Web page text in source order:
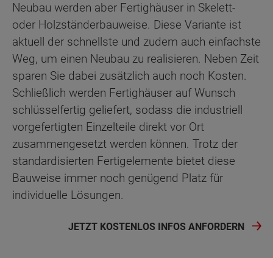
Neubau werden aber Fertighäuser in Skelett-
oder Holzständerbauweise. Diese Variante ist
aktuell der schnellste und zudem auch einfachste
Weg, um einen Neubau zu realisieren. Neben Zeit
sparen Sie dabei zusätzlich auch noch Kosten.
Schließlich werden Fertighäuser auf Wunsch
schlüsselfertig geliefert, sodass die industriell
vorgefertigten Einzelteile direkt vor Ort
zusammengesetzt werden können. Trotz der
standardisierten Fertigelemente bietet diese
Bauweise immer noch genügend Platz für
individuelle Lösungen.
JETZT KOSTENLOS INFOS ANFORDERN